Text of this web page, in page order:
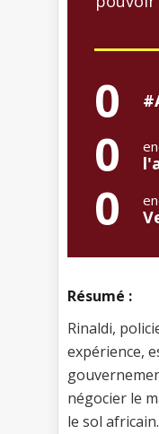
0
0
0
Résumé :
Rinaldi,
expérience,
négocier le
le sol